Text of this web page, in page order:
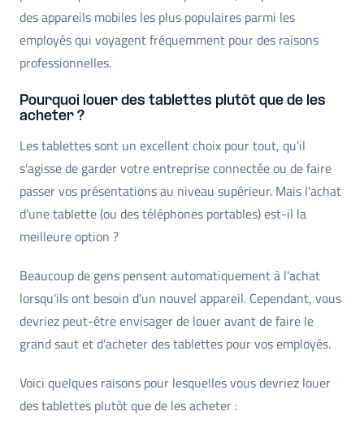
des appareils mobiles les plus populaires parmi les
employés qui voyagent fréquemment pour des raisons
professionnelles.
Pourquoi louer des tablettes plutôt que de les
acheter ?
Les tablettes sont un excellent choix pour tout, qu'il
s'agisse de garder votre entreprise connectée ou de faire
passer vos présentations au niveau supérieur. Mais l'achat
d'une tablette (ou des téléphones portables) est-il la
meilleure option ?
Beaucoup de gens pensent automatiquement à l'achat
lorsqu'ils ont besoin d'un nouvel appareil. Cependant, vous
devriez peut-être envisager de louer avant de faire le
grand saut et d'acheter des tablettes pour vos employés.
Voici quelques raisons pour lesquelles vous devriez louer
des tablettes plutôt que de les acheter :